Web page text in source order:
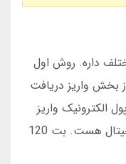
چند روش مختلف داره. روش اول
بخش واریز دریافت
الکترونیک واریز
کنید. روش دوم کیف پول های ارز دیجیتال هست. بت 120